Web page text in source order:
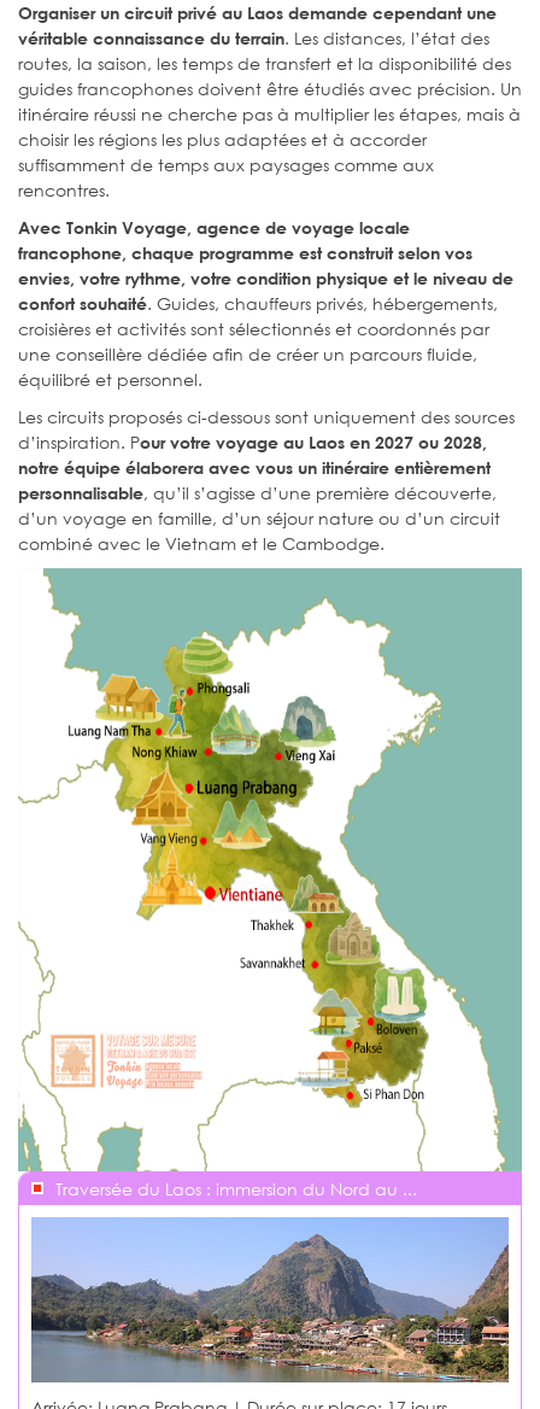
Organiser un circuit privé au Laos demande cependant une
véritable connaissance du terrain. Les distances, l’état des
routes, la saison, les temps de transfert et la disponibilité des
guides francophones doivent être étudiés avec précision. Un
itinéraire réussi ne cherche pas à multiplier les étapes, mais à
choisir les régions les plus adaptées et à accorder
suffisamment de temps aux paysages comme aux
rencontres.
Avec Tonkin Voyage, agence de voyage locale
francophone, chaque programme est construit selon vos
envies, votre rythme, votre condition physique et le niveau de
confort souhaité. Guides, chauffeurs privés, hébergements,
croisières et activités sont sélectionnés et coordonnés par
une conseillère dédiée afin de créer un parcours fluide,
équilibré et personnel.
Les circuits proposés ci-dessous sont uniquement des sources
d’inspiration. Pour votre voyage au Laos en 2027 ou 2028,
notre équipe élaborera avec vous un itinéraire entièrement
personnalisable, qu’il s’agisse d’une première découverte,
d’un voyage en famille, d’un séjour nature ou d’un circuit
combiné avec le Vietnam et le Cambodge.
Traversée du Laos : immersion du Nord au ...